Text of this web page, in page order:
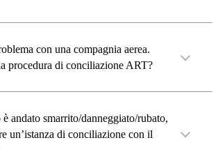
con una compagnia aerea.
procedura di conciliazione ART?
andato smarrito/danneggiato/rubato,
un’istanza di conciliazione con il